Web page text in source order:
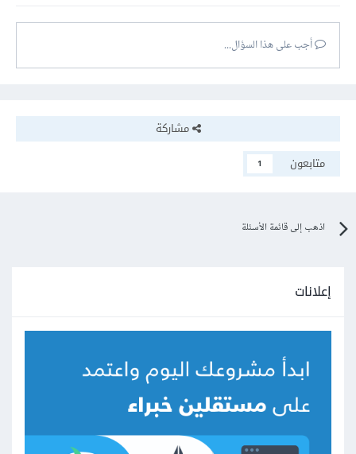
أجب على هذا السؤال...
مشاركة
متابعون
1
اذهب إلى قائمة الأسئلة
إعلانات